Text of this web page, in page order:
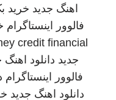
اهنگ جدید خرید
فالوور اینستاگرام
credit financial
جدید دانلود اهنگ
فالوور اینستاگرام
دانلود اهنگ جدید